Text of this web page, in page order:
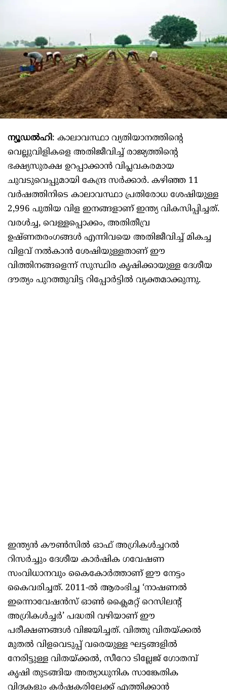
ന്യൂഡൽഹി: കാലാവസ്ഥാ വ്യതിയാനത്തിന്റെ
വെല്ലുവിളികളെ അതിജീവിച്ച് രാജ്യത്തിന്റെ
ഭക്ഷ്യസുരക്ഷ ഉറപ്പാക്കാന്‍ വിപ്ലവകരമായ
ചുവടുവെപ്പുമായി കേന്ദ്ര സര്‍ക്കാര്‍. കഴിഞ്ഞ 11
വര്‍ഷത്തിനിടെ കാലാവസ്ഥാ പ്രതിരോധ ശേഷിയുള്ള
2,996 പുതിയ വിള ഇനങ്ങളാണ് ഇന്ത്യ വികസിപ്പിച്ചത്.
വരള്‍ച്ച, വെള്ളപ്പൊക്കം, അതിതീവ്ര
ഉഷ്ണതരംഗങ്ങള്‍ എന്നിവയെ അതിജീവിച്ച് മികച്ച
വിളവ് നല്‍കാന്‍ ശേഷിയുള്ളതാണ് ഈ
വിത്തിനങ്ങളെന്ന് സുസ്ഥിര കൃഷിക്കായുള്ള ദേശീയ
ദൗത്യം പുറത്തുവിട്ട റിപ്പോര്‍ട്ടില്‍ വ്യക്തമാക്കുന്നു.
ഇന്ത്യന്‍ കൗണ്‍സില്‍ ഓഫ് അഗ്രികള്‍ച്ചറല്‍
റിസര്‍ച്ചും ദേശീയ കാര്‍ഷിക ഗവേഷണ
സംവിധാനവും കൈകോര്‍ത്താണ് ഈ നേട്ടം
കൈവരിച്ചത്. 2011-ല്‍ ആരംഭിച്ച ‘നാഷണല്‍
ഇന്നൊവേഷന്‍സ് ഓണ്‍ ക്ലൈമറ്റ് റെസിലന്റ്
അഗ്രികള്‍ച്ചര്‍’ പദ്ധതി വഴിയാണ് ഈ
പരീക്ഷണങ്ങള്‍ വിജയിച്ചത്. വിത്തു വിതയ്ക്കല്‍
മുതല്‍ വിളവെടുപ്പ് വരെയുള്ള ഘട്ടങ്ങളില്‍
നേരിട്ടുള്ള വിതയ്ക്കല്‍, സീറോ ടില്ലേജ് ഗോതമ്പ്
കൃഷി തുടങ്ങിയ അത്യാധുനിക സാങ്കേതിക
വിദ്യകളും കര്‍ഷകരിലേക്ക് എത്തിക്കാന്‍